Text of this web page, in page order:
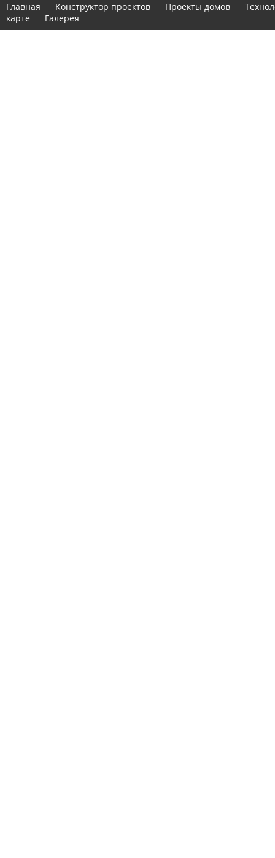
Главная Конструктор проектов Проекты домов
карте
Галерея